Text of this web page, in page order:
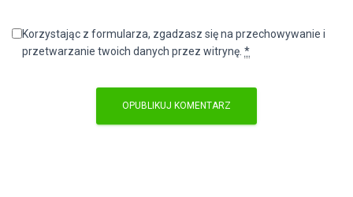
Korzystając z formularza, zgadzasz się na przechowywanie i
przetwarzanie twoich danych przez witrynę. *